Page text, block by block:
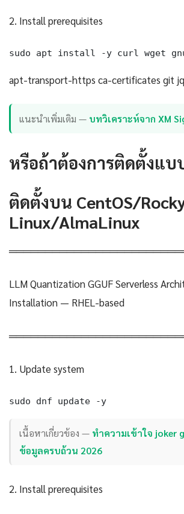
2. Install prerequisites
sudo apt install -y curl wget
apt-transport-https ca-certificates git
แนะนำเพิ่มเติม — บทวิเคราะห์จาก XM
หรือถ้าต้องการติดตั้งแบ
ติดตั้งบน CentOS/
Linux/AlmaLinux
LLM Quantization GGUF Serverless
Installation — RHEL-based
1. Update system
sudo dnf update -y
เนื้อหาเกี่ยวข้อง — ทำความเข้าใจ joker
ข้อมูลครบถ้วน 2026
2. Install prerequisites